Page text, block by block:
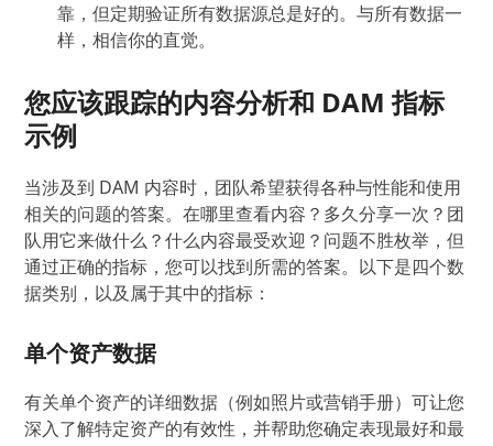
靠，但定期验证所有数据源总是好的。与所有数据一
样，相信你的直觉。
您应该跟踪的内容分析和 DAM 指标
示例
当涉及到 DAM 内容时，团队希望获得各种与性能和使用
相关的问题的答案。在哪里查看内容？多久分享一次？团
队用它来做什么？什么内容最受欢迎？问题不胜枚举，但
通过正确的指标，您可以找到所需的答案。以下是四个数
据类别，以及属于其中的指标：
单个资产数据
有关单个资产的详细数据（例如照片或营销手册）可让您
深入了解特定资产的有效性，并帮助您确定表现最好和最